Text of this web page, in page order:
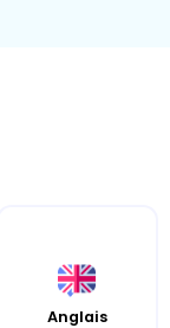
Anglais